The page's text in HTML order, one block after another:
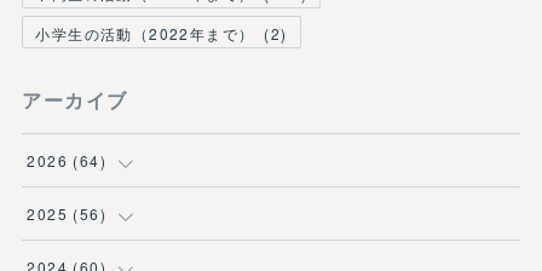
小学生の活動（2022年まで）
(2)
アーカイブ
2026 (64)
(2)
(6)
2025 (56)
(1)
2024 (60)